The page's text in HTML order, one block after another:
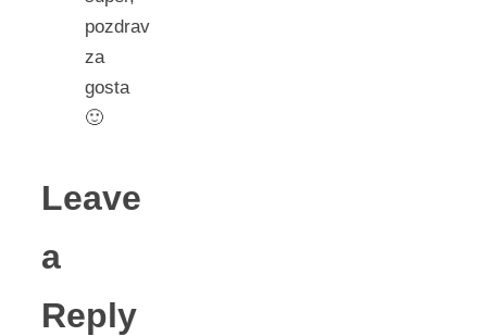
pozdrav
za
gosta
🙂
Leave
a
Reply